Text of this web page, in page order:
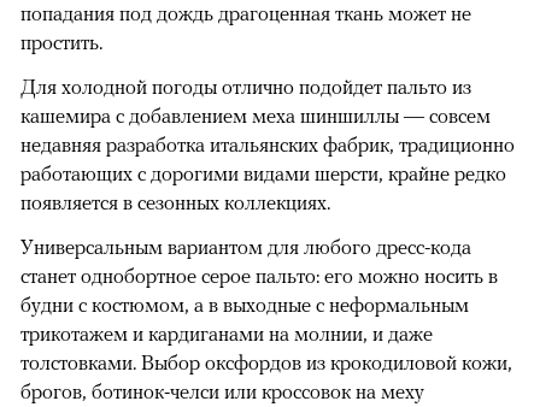
попадания под дождь драгоценная ткань может не
простить.
Для холодной погоды отлично подойдет пальто из
кашемира с добавлением меха шиншиллы — совсем
недавняя разработка итальянских фабрик, традиционно
работающих с дорогими видами шерсти, крайне редко
появляется в сезонных коллекциях.
Универсальным вариантом для любого дресс-кода
станет однобортное серое пальто: его можно носить в
будни с костюмом, а в выходные с неформальным
трикотажем и кардиганами на молнии, и даже
толстовками. Выбор оксфордов из крокодиловой кожи,
брогов, ботинок-челси или кроссовок на меху